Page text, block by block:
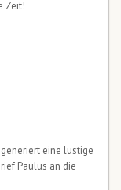
Zeit!
eine lustige
Paulus an die